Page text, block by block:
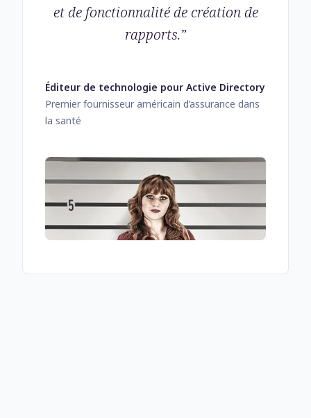
et de fonctionnalité de création de
rapports.”
Éditeur de technologie pour Active Directory
Premier fournisseur américain d’assurance dans
la santé